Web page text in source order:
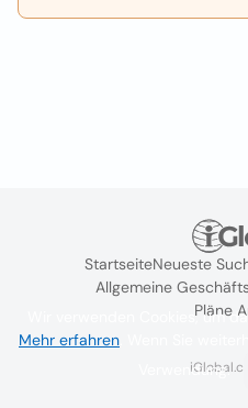
StartseiteNeueste
Allgemeine
Pläne
Wir verwenden Cookies, um
Mehr erfahren
Verwendung.